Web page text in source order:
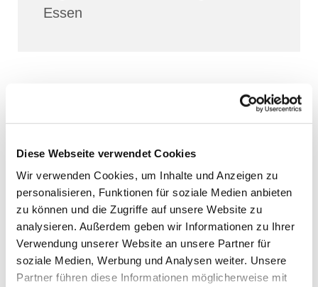
Diese Webseite verwendet Cookies
Wir verwenden Cookies, um Inhalte und Anzeigen zu
personalisieren, Funktionen für soziale Medien anbieten
zu können und die Zugriffe auf unsere Website zu
analysieren. Außerdem geben wir Informationen zu Ihrer
Verwendung unserer Website an unsere Partner für
soziale Medien, Werbung und Analysen weiter. Unsere
Partner führen diese Informationen möglicherweise mit
Essen